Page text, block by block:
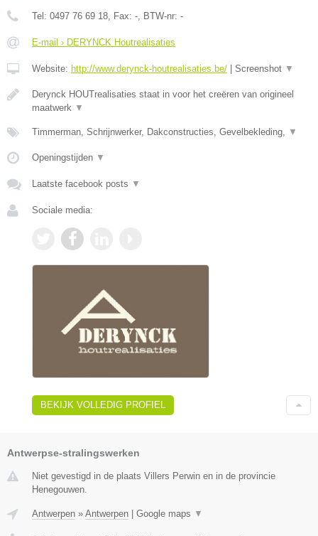
Tel: 0497 76 69 18 , Fax: - , BTW-nr: -
E-mail › DERYNCK Houtrealisaties
Website: http://www.derynck-houtrealisaties.be/ | Screenshot ▼
Derynck HOUTrealisaties staat in voor het creëren van origineel
maatwerk ▼
Timmerman, Schrijnwerker, Dakconstructies, Gevelbekleding, ▼
Openingstijden ▼
Laatste facebook posts ▼
Sociale media:
BEKIJK VOLLEDIG PROFIEL
Antwerpse-stralingswerken
Niet gevestigd in de plaats Villers Perwin en in de provincie
Henegouwen.
Antwerpen » Antwerpen Google maps ▼